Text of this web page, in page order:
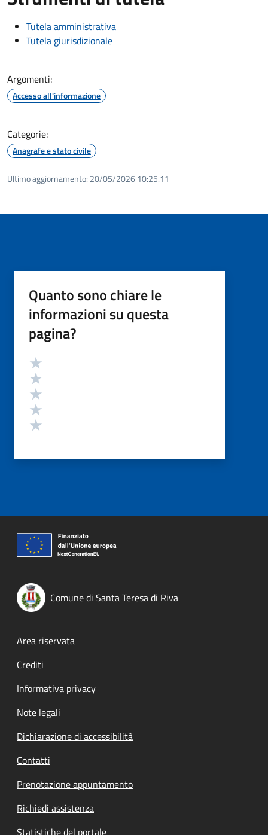
Tutela amministrativa
Tutela giurisdizionale
Argomenti:
Accesso all'informazione
Categorie:
Anagrafe e stato civile
Ultimo aggiornamento: 20/05/2026 10:25.11
Quanto sono chiare le
informazioni su questa
pagina?
Valutazione
Comune di Santa Teresa di Riva
Footer menu
Area riservata
Crediti
Informativa privacy
Note legali
Dichiarazione di accessibilità
Contatti
Prenotazione appuntamento
Richiedi assistenza
Statistiche del portale